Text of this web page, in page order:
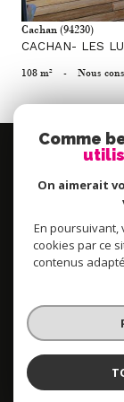
Cachan (94230)
CACHAN- LES
108 m² - Nous
© 2026 | Tous
Nos
Comme
On aimerait
En poursuivant,
cookies par ce
contenus